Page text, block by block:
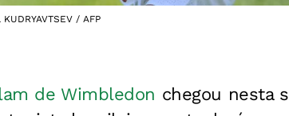
/ AFP
de Wimbledon chegou nesta